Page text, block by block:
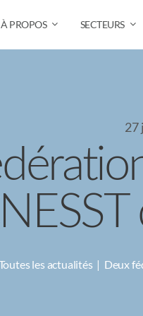
À PROPOS SECTEURS
27
les actualités Deux